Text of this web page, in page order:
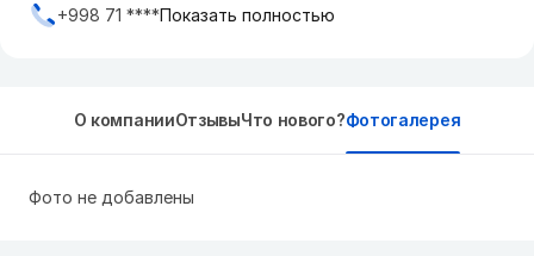
+998 71 ****Показать полностью
О компанииОтзывыЧто нового?Фотогалерея
Фото не добавлены